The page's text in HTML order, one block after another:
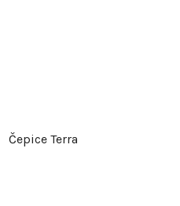
Čepice Terra